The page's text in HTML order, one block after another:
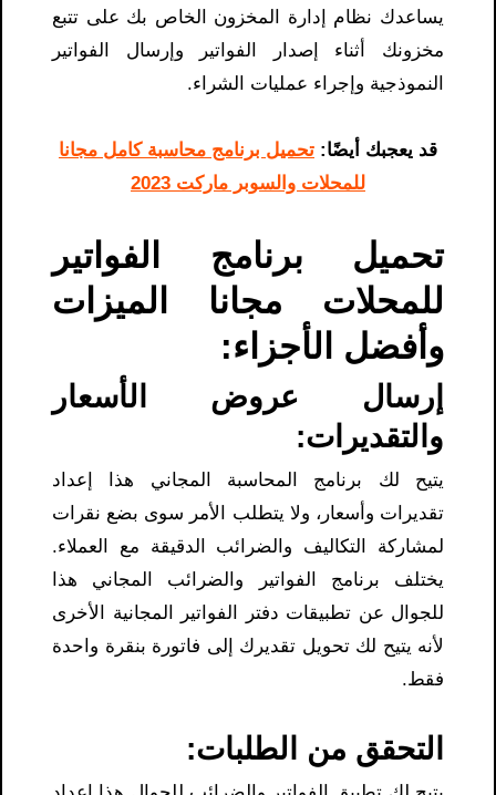
يساعدك نظام إدارة المخزون الخاص بك على تتبع
مخزونك أثناء إصدار الفواتير وإرسال الفواتير
النموذجية وإجراء عمليات الشراء.
قد يعجبك أيضًا: تحميل برنامج محاسبة كامل مجانا
للمحلات والسوبر ماركت 2023
تحميل برنامج الفواتير
للمحلات مجانا​ الميزات
وأفضل الأجزاء:
إرسال عروض الأسعار
والتقديرات:
يتيح لك برنامج المحاسبة المجاني هذا إعداد
تقديرات وأسعار، ولا يتطلب الأمر سوى بضع نقرات
لمشاركة التكاليف والضرائب الدقيقة مع العملاء.
يختلف برنامج الفواتير والضرائب المجاني هذا
للجوال عن تطبيقات دفتر الفواتير المجانية الأخرى
لأنه يتيح لك تحويل تقديرك إلى فاتورة بنقرة واحدة
فقط.
التحقق من الطلبات: